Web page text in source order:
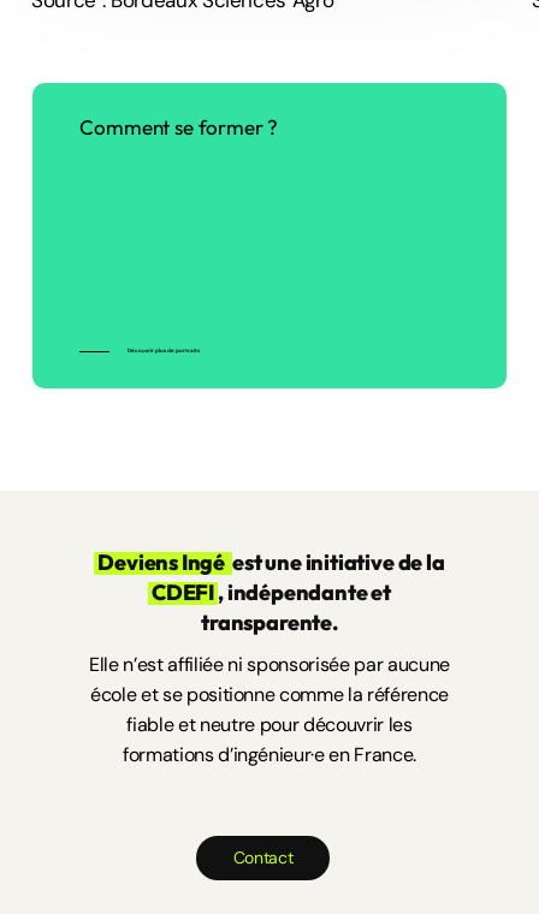
Commentse former?
Découvrir plus de portraits
Deviens Ingé est une initiative de la
CDEFI, indépendante et
transparente.
Elle n’est affiliée ni sponsorisée par aucune
école et se positionne comme la référence
fiable et neutre pour découvrir les
formations d’ingénieur·e en France.
Contact